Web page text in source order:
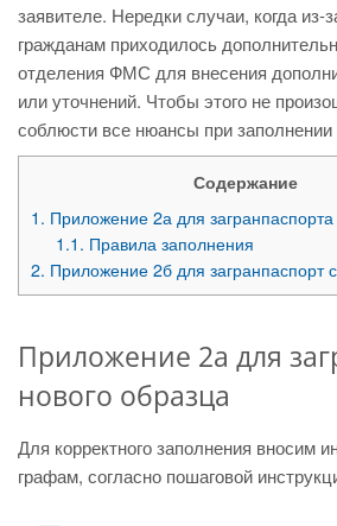
заявителе. Нередки случаи, когда из-
гражданам приходилось
отделения ФМС для внесения
или уточнений. Чтобы этого не
соблюсти все нюансы при
Содержание
1. Приложение 2а для
1.1. Правила заполнения
2. Приложение 2б для загранпаспорт
Приложение 2а для
нового образца
Для корректного заполнения вносим
графам, согласно пошаговой